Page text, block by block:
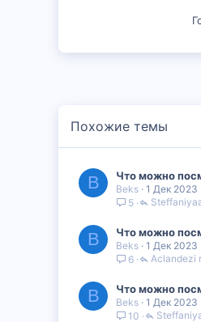
Похожие темы
B Что можно
Beks 1 Дек 2023
5
B Что можно
Beks 1 Дек 2023
6
Aclandezi
B Что можно
Beks 1 Дек 2023
10